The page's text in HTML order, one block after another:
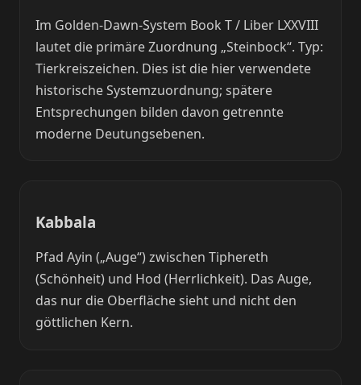
Im Golden-Dawn-System Book T / Liber LXXVIII
lautet die primäre Zuordnung „Steinbock“. Typ:
Tierkreiszeichen. Dies ist die hier verwendete
historische Systemzuordnung; spätere
Entsprechungen bilden davon getrennte
moderne Deutungsebenen.
Kabbala
Pfad Ayin („Auge“) zwischen Tiphereth
(Schönheit) und Hod (Herrlichkeit). Das Auge,
das nur die Oberfläche sieht und nicht den
göttlichen Kern.